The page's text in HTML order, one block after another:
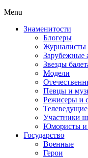
Menu
Знаменитости
Блогеры
Журналисты
Зарубежные
Звезды
Модели
Певцы и
Режисеры и
Телеведущие
Участники
Юмористы
Государство
Военные
Герои